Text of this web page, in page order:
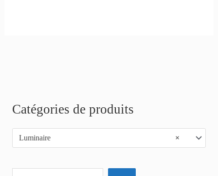
Catégories de produits
×
Luminaire
R
e